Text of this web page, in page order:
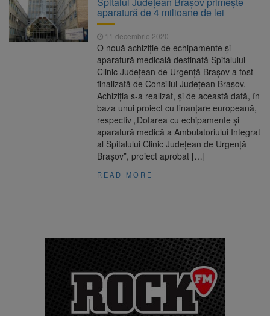
Nivelul Dunării a început să crească
8 august 2026
Asociația Română pentru
Iluminat cere reducerea luminii pe timpul
nopții, nu oprirea iluminatului public
Trafic blocat pe DN1E Brașov
– Poiana Brașov după un accident. Două
persoane primesc îngrijiri medicale
Se schimbă examenul de
medic specialist. Subiecte unice în toată țara,
aceeași oră și același barem
aparatură de 4 milioane de lei
11 decembrie 2020
O nouă achiziție de echipamente și
aparatură medicală destinată Spitalului
Clinic Județean de Urgență Brașov a fost
finalizată de Consiliul Județean Brașov.
Achiziția s-a realizat, şi de această dată, în
baza unui proiect cu finanţare europeană,
respectiv „Dotarea cu echipamente și
aparatură medică a Ambulatoriului Integrat
al Spitalului Clinic Județean de Urgență
Brașov”, proiect aprobat […]
READ MORE